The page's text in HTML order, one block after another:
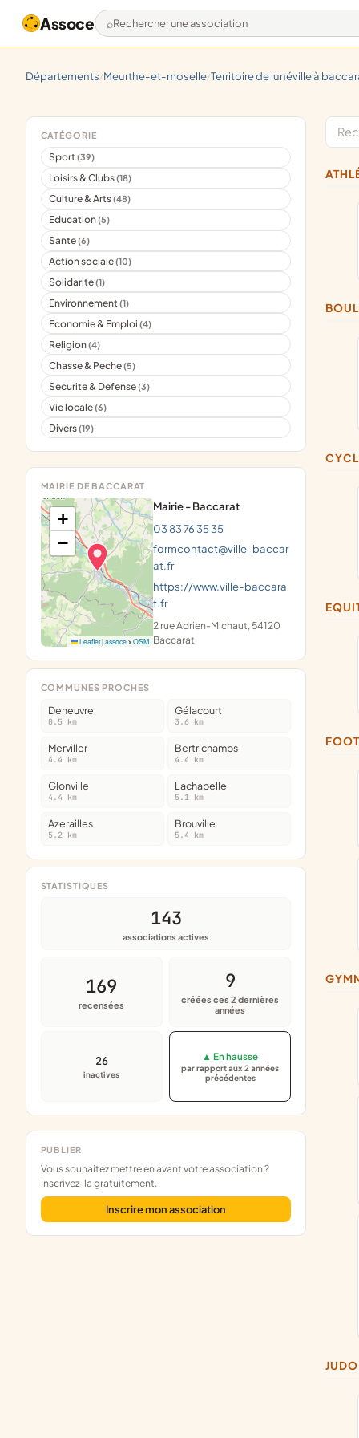
Assoce Rechercher une association
départements/ meurthe-et-moselle/ territoire de lunéville à
CATÉGORIE
Sport(39)
Loisirs & Clubs(18)
Culture & Arts(48)
Education(5)
Sante(6)
Action sociale(10)
Solidarite(1)
Environnement(1)
Economie & Emploi(4)
Religion(4)
Chasse & Peche(5)
Securite & Defense(3)
Vie locale(6)
Divers(19)
STATISTIQUES
143
associations actives
169
recensées
9
créées ces 2 dernières
années
26
inactives
▲ En hausse
par rapport aux 2 années
précédentes
PUBLIER
Vous souhaitez mettre en avant votre association ?
Inscrivez-la gratuitement.
Inscrire mon association
JUDO
MAIRIE DE BACCARAT
+
−
Leaflet|assocexOSM
Mairie - Baccarat
03 83 76 35 35
formcontact@ville-baccar
at.fr
https://www.ville-baccara
t.fr
2 rue Adrien-Michaut, 54120
Baccarat
COMMUNES PROCHES
Deneuvre
0.5 km
Gélacourt
3.6 km
Merviller
4.4 km
Bertrichamps
4.4 km
Glonville
4.4 km
Lachapelle
5.1 km
Azerailles
5.2 km
Brouville
5.4 km